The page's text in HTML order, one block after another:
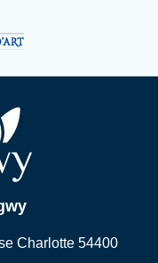
Charlotte 54400